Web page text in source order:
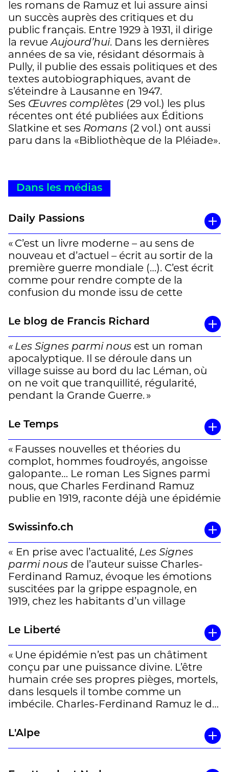
les romans de Ramuz et lui assure ainsi
un succès auprès des critiques et du
public français. Entre 1929 à 1931, il dirige
la revueAujourd’hui. Dans les dernières
années de sa vie, résidant désormais à
Pully, il publie des essais politiques et des
textes autobiographiques, avant de
s’éteindre à Lausanne en 1947.
Ses Œuvres complètes (29 vol.) les plus
récentes ont été publiées aux Éditions
Slatkine et ses Romans (2 vol.) ont aussi
paru dans la «Bibliothèque de la Pléiade».
Dans les médias
Daily Passions
« C’est un livre moderne – au sens de
nouveau et d’actuel – écrit au sortir de la
première guerre mondiale (…). C’est écrit
comme pour rendre compte de la
confusion du monde issu de cette
les coups d’épaules donnés par un pré ou
les ellipses à l’intérieur des phrases, les
herbes qui parlent. »
Une chronique de Noé Gaillard à lire en
entierici
Le blog de Francis Richard
« Les Signes parmi nous est un roman
apocalyptique. Il se déroule dans un
village suisse au bord du lac Léman, où
on ne voit que tranquillité, régularité,
pendant la Grande Guerre. »
Un article de Francis Richard à lire en
entierici
Le Temps
« Fausses nouvelles et théories du
complot, hommes foudroyés, angoisse
galopante… Le roman Les Signes parmi
nous, que Charles Ferdinand Ramuz
publie en 1919, raconte déjà une épidémie
Le colporteur Caille parcourt les villages
certains croient au début de l’apocalypse.
Daniel Maggetti, professeur à l’Université
de Lausanne et directeur du Centre des
littératures en Suisse romande, revient
sur ce chef-d’œuvre visionnaire, écrit
alors que sévissait la grippe espagnole et
Guerre mondiale. »
Un entretien de Daniel Maggetti par
Julien Burri à lire en entierici
Swissinfo.ch
« En prise avec l’actualité, Les Signes
parmi nous de l’auteur suisse Charles-
Ferdinand Ramuz, évoque les émotions
suscitées par la grippe espagnole, en
1919, chez les habitants d’un village
rattrapée par les mêmes inquiétudes,
chercheur à l’Université de Lausanne. (…)
[Ramuz] fait partie de ces brillants
écrivains qui arrivent à capter les grandes
tendances de leur temps, tout en
développant un propos qui transcende
Un entretien signé Ghania Adamo à lire
en entierici
Le Liberté
« Une épidémie n’est pas un châtiment
conçu par une puissance divine. L’être
humain crée ses propres pièges, mortels,
dans lesquels il tombe comme un
imbécile. Charles-Ferdinand Ramuz le dit
Un roman prophétique, oui, mais pas
seulement car il rappelle l’éternel retour
L'Alpe